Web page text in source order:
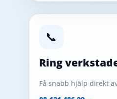
📞
Ring
Få snabb hjälp direkt